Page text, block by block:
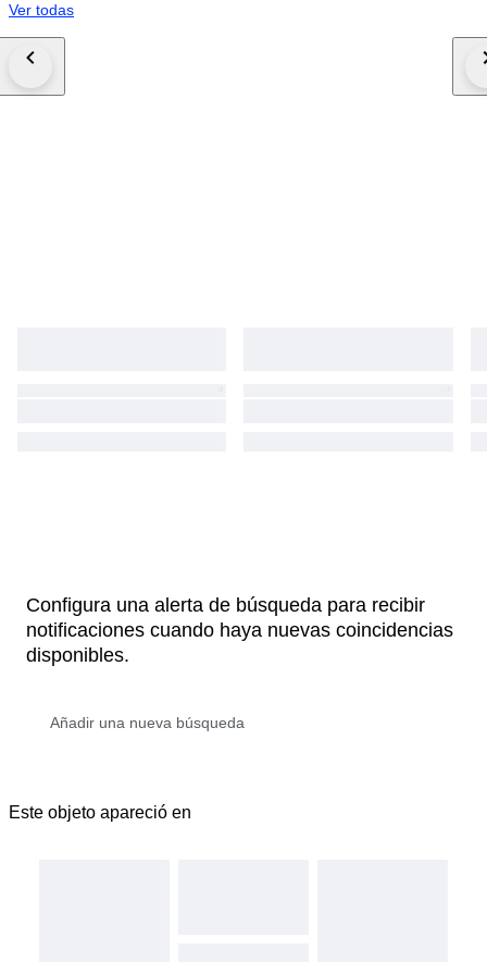
Ver todas
Configura una alerta de búsqueda para recibir
notificaciones cuando haya nuevas coincidencias
disponibles.
Este objeto apareció en